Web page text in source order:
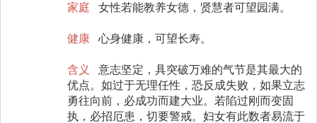
家庭 女性若能教养女德，贤慧者可望园满。
健康 心身健康，可望长寿。
含义
意志坚定，具突破万难的气节是其最大的
优点。如过于无理任性，恐反成失败，如果立志
勇往向前，必成功而建大业。若陷过刚而变固
执，必招厄患，切要警戒。妇女有此数者易流于